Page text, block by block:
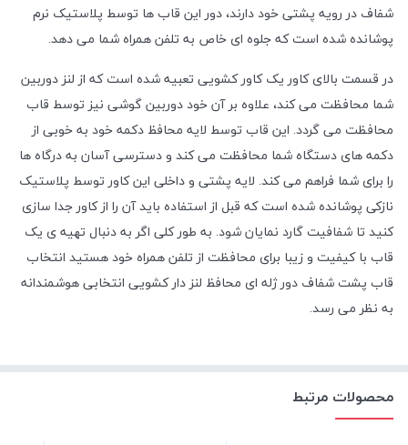
شفاف در رویه پشتی خود دارند، دور این قاب ها توسط پلاستیک نرم
پوشانده شده است که جلوه ای خاص به تلفن همراه شما می دهد.
در قسمت بالای کاور یک کاور کشویی تعبیه شده است که از لنز دوربین
شما محافظت می کند، علاوه بر آن خود دوربین گوشی نیز توسط قاب
محافظت می گردد. این قاب توسط لایه محافظ دکمه خود به خوبی از
دکمه های دستگاه شما محافظت می کند و دسترسی آسان به درگاه ها
را برای شما فراهم می کند. لایه پشتی و داخلی این کاور توسط پلاستیک
نازکی پوشانده شده است که قبل از استفاده باید آن را از کاور جدا سازی
کنید تا شفافیت گارد نمایان شود. به طور کلی اگر به دنبال تهیه ی یک
قاب با کیفیت و زیبا برای محافظت از تلفن همراه خود هستید انتخاب
قاب پشت شفاف دور ژله ای محافظ لنز دار کشویی انتخابی هوشمندانه
به نظر می رسد.
محصولات مرتبط